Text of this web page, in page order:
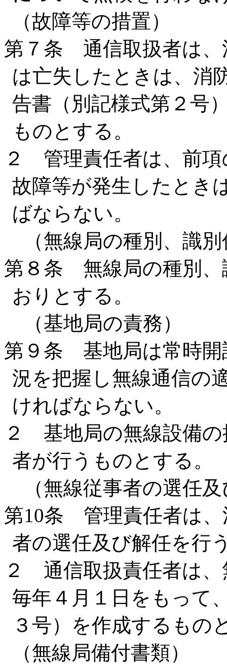
（故障等の措置）
第７条 通信取扱者は、
は亡失したときは、消
告書（別記様式第２号
ものとする。
２ 管理責任者は、前項
故障等が発生したとき
ばならない。
（無線局の種別、識別
第８条 無線局の種別、
おりとする。
（基地局の責務）
第９条 基地局は常時開
況を把握し無線通信の
ければならない。
２ 基地局の無線設備の
者が行うものとする。
（無線従事者の選任及
第10条 管理責任者は、
者の選任及び解任を行
２ 通信取扱責任者は、
毎年４月１日をもって
３号）を作成するもの
（無線局備付書類）